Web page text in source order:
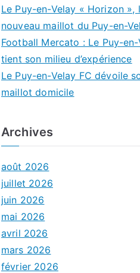
Le Puy-en-Velay « Horizon »,
nouveau maillot du Puy-en-
Football Mercato : Le Puy-en-
tient son milieu d’expérience
Le Puy-en-Velay FC dévoile
maillot domicile
Archives
août 2026
juillet 2026
juin 2026
mai 2026
avril 2026
mars 2026
février 2026